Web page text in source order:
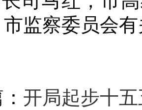
监察委员会
开局起步十